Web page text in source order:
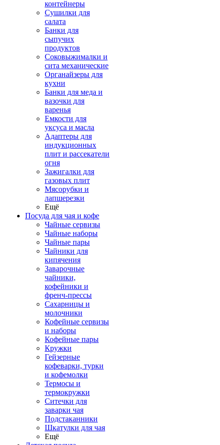
контейнеры
Сушилки для
салата
Банки для
сыпучих
продуктов
Соковыжималки и
сита механические
Органайзеры для
кухни
Банки для меда и
вазочки для
варенья
Емкости для
уксуса и масла
Адаптеры для
индукционных
плит и рассекатели
огня
Зажигалки для
газовых плит
Мясорубки и
лапшерезки
Ещё
Посуда для чая и кофе
Чайные сервизы
Чайные наборы
Чайные пары
Чайники для
кипячения
Заварочные
чайники,
кофейники и
френч-прессы
Сахарницы и
молочники
Кофейные сервизы
и наборы
Кофейные пары
Кружки
Гейзерные
кофеварки, турки
и кофемолки
Термосы и
термокружки
Ситечки для
заварки чая
Подстаканники
Шкатулки для чая
Ещё